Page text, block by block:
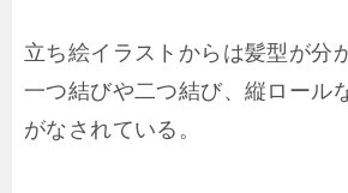
立ち絵イラストからは髪型が分
一つ結びや二つ結び、縦ロール
がなされている。